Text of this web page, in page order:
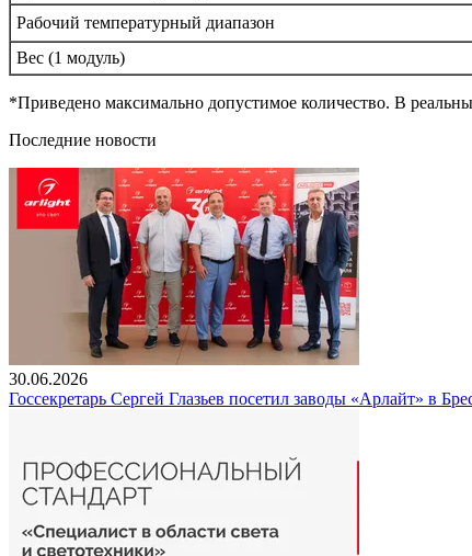
Рабочий температурный диапазон
Вес (1 модуль)
*Приведено максимально допустимое количество. В
Последние новости
30.06.2026
Госсекретарь Сергей Глазьев посетил заводы «Арлайт» в